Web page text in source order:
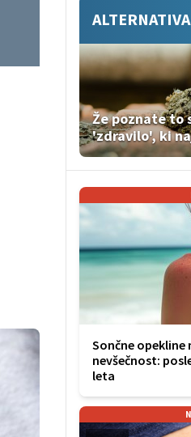
ALTERNATIVA
Že poznate to
'zdravilo', ki
Sončne opekline
nevšečnost:
leta